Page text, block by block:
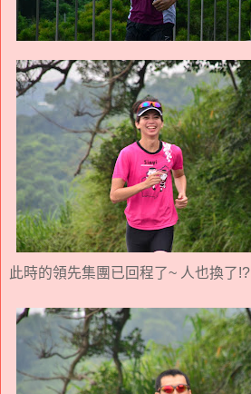
此時的領先集團已回程了~ 人也換了!?